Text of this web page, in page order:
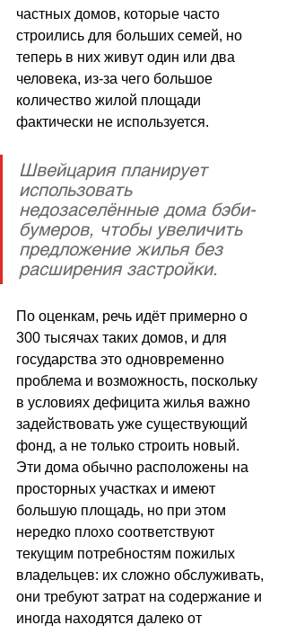
частных домов, которые часто
строились для больших семей, но
теперь в них живут один или два
человека, из-за чего большое
количество жилой площади
фактически не используется.
Швейцария планирует
использовать
недозаселённые дома бэби-
бумеров, чтобы увеличить
предложение жилья без
расширения застройки.
По оценкам, речь идёт примерно о
300 тысячах таких домов, и для
государства это одновременно
проблема и возможность, поскольку
в условиях дефицита жилья важно
задействовать уже существующий
фонд, а не только строить новый.
Эти дома обычно расположены на
просторных участках и имеют
большую площадь, но при этом
нередко плохо соответствуют
текущим потребностям пожилых
владельцев: их сложно обслуживать,
они требуют затрат на содержание и
иногда находятся далеко от